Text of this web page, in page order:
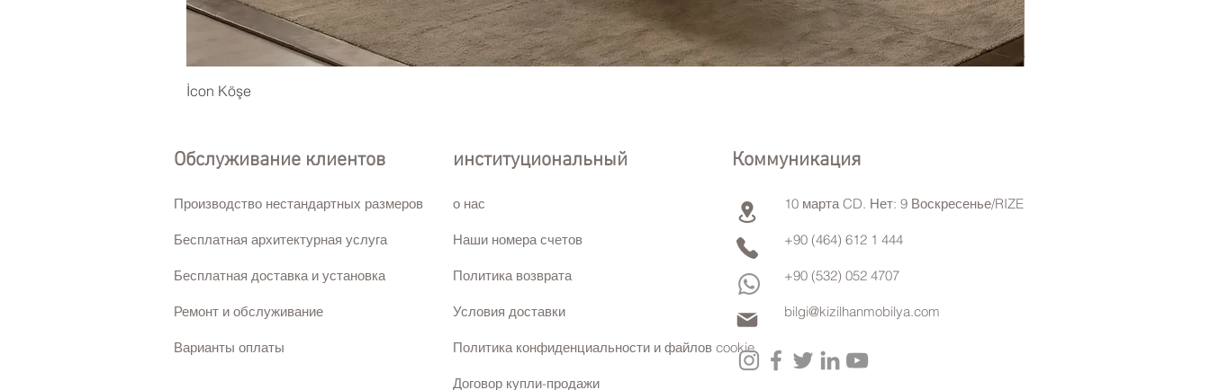
İcon Köşe
Обслуживание клиентов
Производство нестандартных размеров
Бесплатная архитектурная услуга
Бесплатная доставка и установка
Ремонт и обслуживание
Варианты оплаты
институциональный
о нас
Наши номера счетов
Политика возврата
Условия доставки
Политика конфиденциальности и файлов cookie
Коммуникация
10 марта CD. Нет: 9 Воскресенье/RIZE
+90 (464) 612 1 444
+90 (532) 052 4707
bilgi@kizilhanmobilya.com
Договор купли-продажи